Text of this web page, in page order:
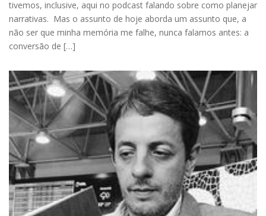
tivemos, inclusive, aqui no podcast falando sobre como planejar
narrativas. Mas o assunto de hoje aborda um assunto que, a
não ser que minha memória me falhe, nunca falamos antes: a
conversão de […]